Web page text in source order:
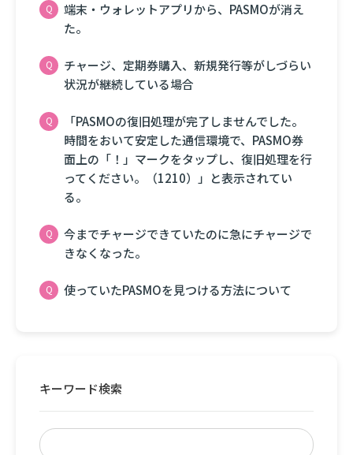
端末・ウォレットアプリから、PASMOが消え
た。
チャージ、定期券購入、新規発行等がしづらい
状況が継続している場合
「PASMOの復旧処理が完了しませんでした。
時間をおいて安定した通信環境で、PASMO券
面上の「！」マークをタップし、復旧処理を行
ってください。（1210）」と表示されてい
る。
今までチャージできていたのに急にチャージで
きなくなった。
使っていたPASMOを見つける方法について
キーワード検索